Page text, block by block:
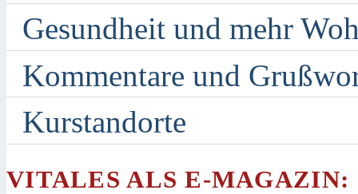
Gesundheit und mehr
Kommentare und
Kurstandorte
VITALES ALS E-MAGAZIN: